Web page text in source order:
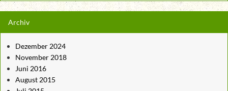
Archiv
Dezember 2024
November 2018
Juni 2016
August 2015